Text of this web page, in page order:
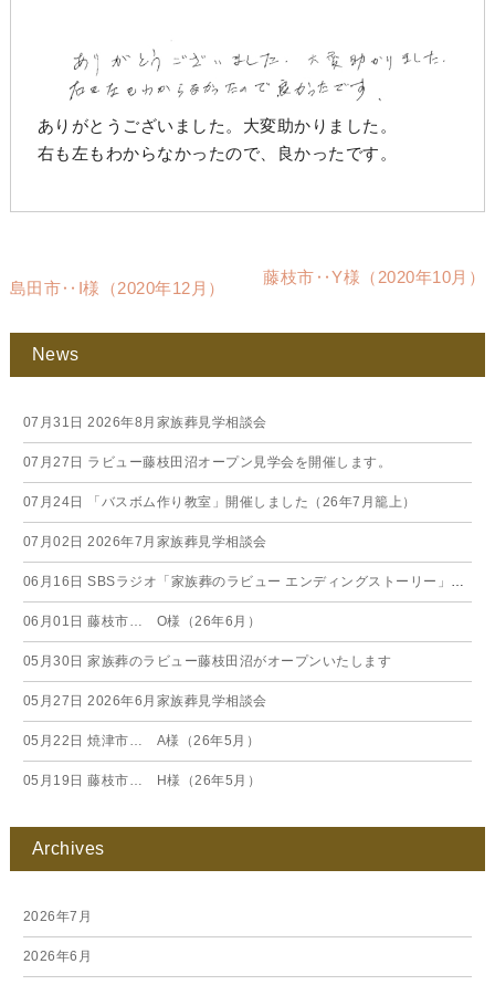
ありがとうございました。大変助かりました。
右も左もわからなかったので、良かったです。
島田市‥I様（2020年12月）
藤枝市‥Y様（2020年10月）
News
07月31日 2026年8月家族葬見学相談会
07月27日 ラビュー藤枝田沼オープン見学会を開催します。
07月24日 「バスボム作り教室」開催しました（26年7月籠上）
07月02日 2026年7月家族葬見学相談会
06月16日 SBSラジオ「家族葬のラビュー エンディングストーリー」に弊社スタッフが出演いたしました（26年6月）
06月01日 藤枝市… O様（26年6月）
05月30日 家族葬のラビュー藤枝田沼がオープンいたします
05月27日 2026年6月家族葬見学相談会
05月22日 焼津市… A様（26年5月）
05月19日 藤枝市… H様（26年5月）
Archives
2026年7月
2026年6月